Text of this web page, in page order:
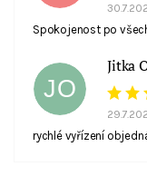
Spokojenost po
JO
Jitka
rychlé vyřízení